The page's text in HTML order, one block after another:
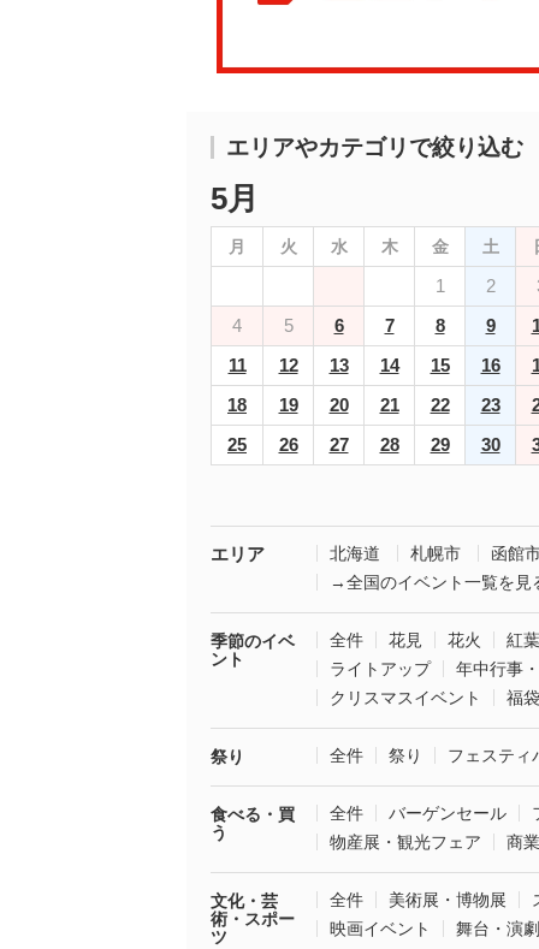
エリアやカテゴリで絞り込む
5月
月 火 水 木 金 土
1 2
4
5 6 7 8 9
11
12 13 14 15 16
18
19 20 21 22 23
25
26 27 28 29 30
エリア 北海道 札幌市
函館
→全国のイベント一覧を見
季節のイベ
ント
全件 花見 花火
紅葉
ライトアップ
年中行事
クリスマスイベント
福
祭り 全件 祭り フェスティ
食べる・買
う
全件 バーゲンセール
物産展・観光フェア
商
文化・芸
術・スポー
ツ
全件 美術展・博物展
映画イベント
舞台・演劇